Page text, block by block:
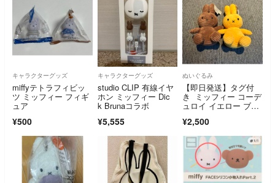
キャラクターグッズ
miffyテトラフィビッ
ツ ミッフィー フィギ
ュア
¥500
キャラクターグッズ
studio CLIP 有線イヤ
ホン ミッフィー Dic
k Brunaコラボ
¥5,555
ぬいぐるみ
【即日発送】タグ付
き ミッフィー コーデ
ュロイ イエロー ブラ
¥2,500